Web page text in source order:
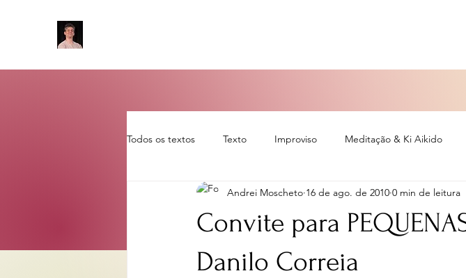
Todos os textos Texto Improviso Meditação & Ki Aikido
Sem categoria artigo roteiro
Convite para
Danilo Correia
Andrei Moscheto 16 de ago. de 2010 0 min de leitura